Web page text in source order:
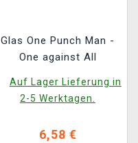
Glas One Punch Man -
One against All
Auf Lager Lieferung in
2-5 Werktagen.
6,58 €